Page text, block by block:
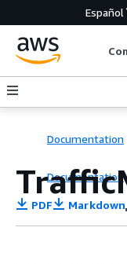
Español
Documentation
Documentation
PDF Markdown